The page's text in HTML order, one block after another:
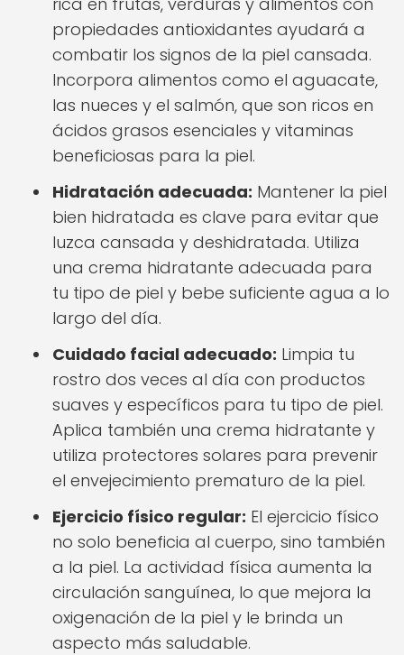
propiedades antioxidantes ayudará a
combatir los signos de la piel cansada.
Incorpora alimentos como el aguacate,
las nueces y el salmón, que son ricos en
ácidos grasos esenciales y vitaminas
beneficiosas para la piel.
Hidratación adecuada: Mantener la piel
bien hidratada es clave para evitar que
luzca cansada y deshidratada. Utiliza
una crema hidratante adecuada para
tu tipo de piel y bebe suficiente agua a lo
largo del día.
Cuidado facial adecuado: Limpia tu
rostro dos veces al día con productos
suaves y específicos para tu tipo de piel.
Aplica también una crema hidratante y
utiliza protectores solares para prevenir
el envejecimiento prematuro de la piel.
Ejercicio físico regular: El ejercicio físico
no solo beneficia al cuerpo, sino también
a la piel. La actividad física aumenta la
circulación sanguínea, lo que mejora la
oxigenación de la piel y le brinda un
aspecto más saludable.